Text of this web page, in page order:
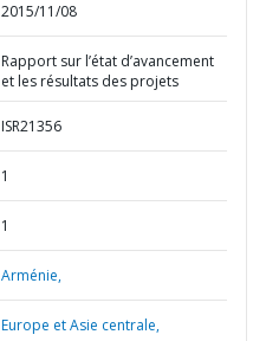
2015/11/08
Rapport sur l’état d’avancement
et les résultats des projets
ISR21356
1
1
Arménie,
Europe et Asie centrale,